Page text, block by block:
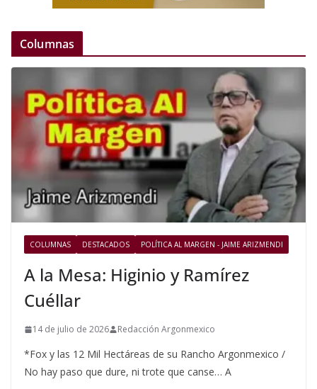
Columnas
COLUMNAS DESTACADOS POLÍTICA AL MARGEN - JAIME ARIZMENDI
A la Mesa: Higinio y Ramírez
Cuéllar
14 de julio de 2026 Redacción Argonmexico
*Fox y las 12 Mil Hectáreas de su Rancho Argonmexico /
No hay paso que dure, ni trote que canse… A